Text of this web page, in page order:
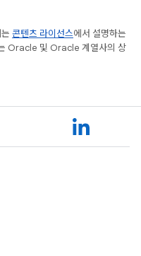
콘텐츠 라이선스에서 설명하는
Oracle 및 Oracle 계열사의 상